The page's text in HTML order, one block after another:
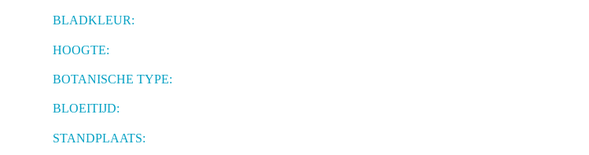
BLADKLEUR:
HOOGTE:
BOTANISCHE TYPE:
BLOEITIJD:
STANDPLAATS: